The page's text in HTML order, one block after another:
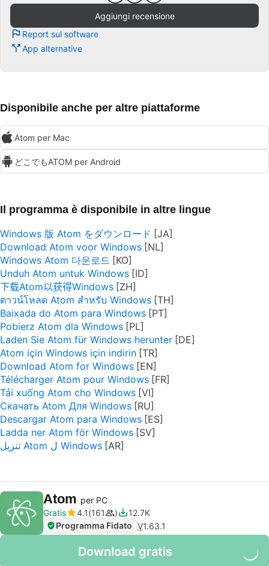
Aggiungi recensione
Report sul software
App alternative
Disponibile anche per altre piattaforme
Atom per Mac
どこでもATOM per Android
Il programma è disponibile in altre lingue
Windows 版 Atom をダウンロード
Download Atom voor Windows
Windows Atom 다운로드
Unduh Atom untuk Windows
下载Atom以获得Windows
ดาวน์โหลด Atom สำหรับ Windows
Baixada do Atom para Windows
Pobierz Atom dla Windows
Laden Sie Atom für Windows herunter
Atom için Windows için indirin
Download Atom for Windows
Télécharger Atom pour Windows
Tải xuống Atom cho Windows
Скачать Atom Для Windows
Descargar Atom para Windows
Ladda ner Atom för Windows
تنزيل Atom ل Windows
Atom per PC
Gratis
4.1 161
12.7K
Programma Fidato V1.63.1
Download gratis